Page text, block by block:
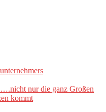
nur die ganz Großen
kommt